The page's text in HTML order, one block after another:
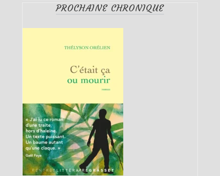
PROCHAINE CHRONIQUE